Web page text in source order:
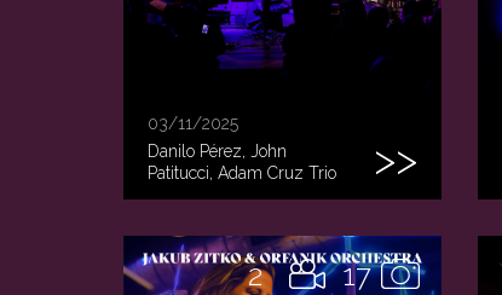
03/11/2025
Danilo Pérez, John
Patitucci, Adam Cruz Trio
17
2